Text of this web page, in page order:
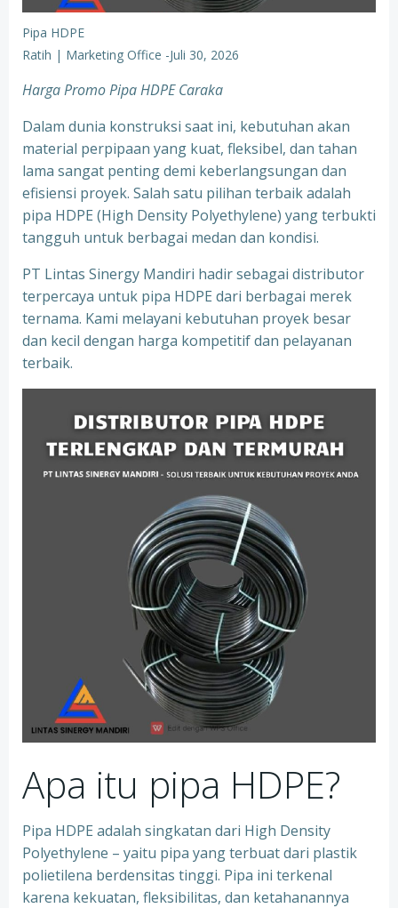
Pipa HDPE
Ratih | Marketing Office -Juli 30, 2026
Harga Promo Pipa HDPE Caraka
Dalam dunia konstruksi saat ini, kebutuhan akan
material perpipaan yang kuat, fleksibel, dan tahan
lama sangat penting demi keberlangsungan dan
efisiensi proyek. Salah satu pilihan terbaik adalah
pipa HDPE (High Density Polyethylene) yang terbukti
tangguh untuk berbagai medan dan kondisi.
PT Lintas Sinergy Mandiri hadir sebagai distributor
terpercaya untuk pipa HDPE dari berbagai merek
ternama. Kami melayani kebutuhan proyek besar
dan kecil dengan harga kompetitif dan pelayanan
terbaik.
Apa itu pipa HDPE?
Pipa HDPE adalah singkatan dari High Density
Polyethylene – yaitu pipa yang terbuat dari plastik
polietilena berdensitas tinggi. Pipa ini terkenal
karena kekuatan, fleksibilitas, dan ketahanannya